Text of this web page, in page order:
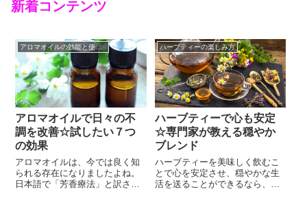
新着コンテンツ
アロマオイルの効能と使い方
アロマオイルで日々の不
調を改善☆試したい７つ
の効果
アロマオイルは、今では良く知
られる存在になりましたよね。
日本語で「芳香療法」と訳され
ハーブティーの楽しみ方
ハーブティーで心も安定
☆専門家が教える穏やか
ブレンド
ハーブティーを美味しく飲むこ
とで心を安定させ、穏やかな生
活を送ることができるなら、ぜ